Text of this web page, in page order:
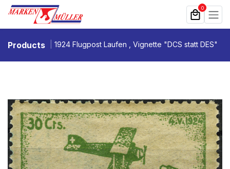
Zum Inhalt springen 0
Products 1924 Flugpost Laufen , Vignette "DCS statt DES"